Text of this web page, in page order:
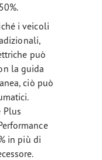
i veicoli
può
la guida
ciò può
Plus
in più di